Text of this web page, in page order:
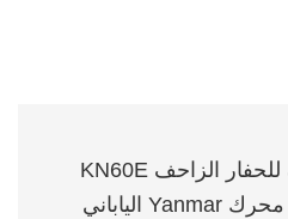
يبلغ إجمالي وزن الماكينة للحفار الزاحف KN60E
5500 كجم. إنها تستخدم محرك Yanmar الياباني